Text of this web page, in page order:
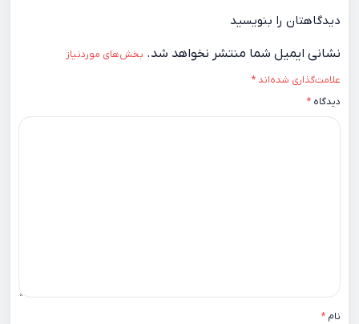
دیدگاهتان را بنویسید
نشانی ایمیل شما منتشر نخواهد شد. بخش‌های موردنیاز
علامت‌گذاری شده‌اند*
دیدگاه *
نام *